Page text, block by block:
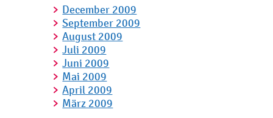
December 2009
September 2009
August 2009
Juli 2009
Juni 2009
Mai 2009
April 2009
März 2009